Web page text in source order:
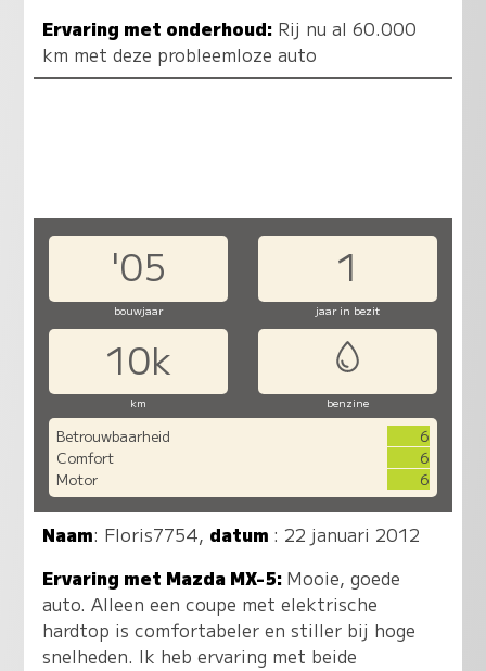
Ervaring met onderhoud: Rij nu al 60.000
km met deze probleemloze auto
'05 1
bouwjaar jaar in bezit
10k
km benzine
Betrouwbaarheid
6
Comfort
6
Motor
6
Naam: Floris7754, datum : 22 januari 2012
Ervaring met Mazda MX-5: Mooie, goede
auto. Alleen een coupe met elektrische
hardtop is comfortabeler en stiller bij hoge
snelheden. Ik heb ervaring met beide